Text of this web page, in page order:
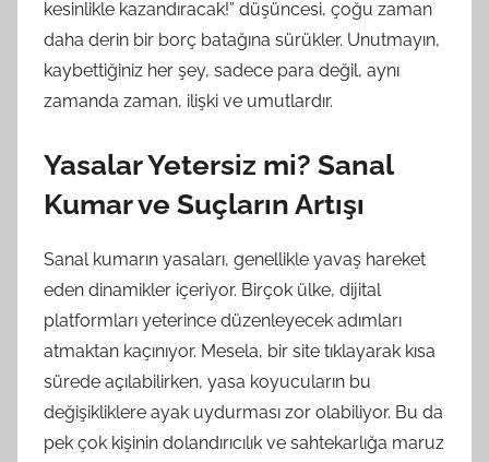
kesinlikle kazandıracak!” düşüncesi, çoğu zaman
daha derin bir borç batağına sürükler. Unutmayın,
kaybettiğiniz her şey, sadece para değil, aynı
zamanda zaman, ilişki ve umutlardır.
Yasalar Yetersiz mi? Sanal
Kumar ve Suçların Artışı
Sanal kumarın yasaları, genellikle yavaş hareket
eden dinamikler içeriyor. Birçok ülke, dijital
platformları yeterince düzenleyecek adımları
atmaktan kaçınıyor. Mesela, bir site tıklayarak kısa
sürede açılabilirken, yasa koyucuların bu
değişikliklere ayak uydurması zor olabiliyor. Bu da
pek çok kişinin dolandırıcılık ve sahtekarlığa maruz